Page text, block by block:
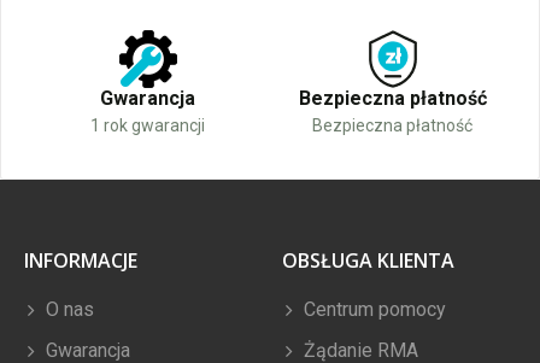
Gwarancja
1 rok gwarancji
Bezpieczna płatność
Bezpieczna płatność
INFORMACJE
O nas
Gwarancja
OBSŁUGA KLIENTA
Centrum pomocy
Żądanie RMA